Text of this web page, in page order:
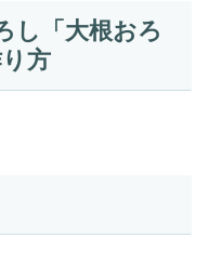
し「大根おろ
方